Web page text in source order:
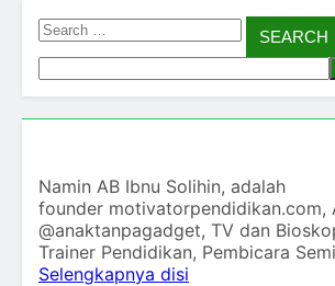
Search
Namin AB Ibnu Solihin, adalah
founder motivatorpendidikan.com,
@anaktanpagadget, TV dan
Trainer Pendidikan, Pembicara
Selengkapnya disi